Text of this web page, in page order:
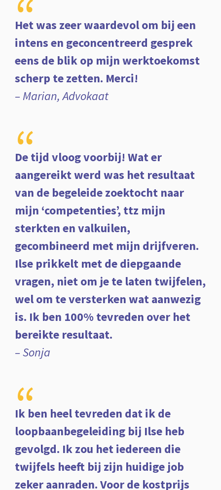
“
Het was zeer waardevol om bij een
intens en geconcentreerd gesprek
eens de blik op mijn werktoekomst
scherp te zetten. Merci!
– Marian, Advokaat
“
De tijd vloog voorbij! Wat er
aangereikt werd was het resultaat
van de begeleide zoektocht naar
mijn ‘competenties’, ttz mijn
sterkten en valkuilen,
gecombineerd met mijn drijfveren.
Ilse prikkelt met de diepgaande
vragen, niet om je te laten twijfelen,
wel om te versterken wat aanwezig
is. Ik ben 100% tevreden over het
bereikte resultaat.
– Sonja
“
Ik ben heel tevreden dat ik de
loopbaanbegeleiding bij Ilse heb
gevolgd. Ik zou het iedereen die
twijfels heeft bij zijn huidige job
zeker aanraden. Voor de kostprijs